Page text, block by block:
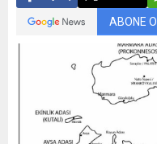
ABONE OL